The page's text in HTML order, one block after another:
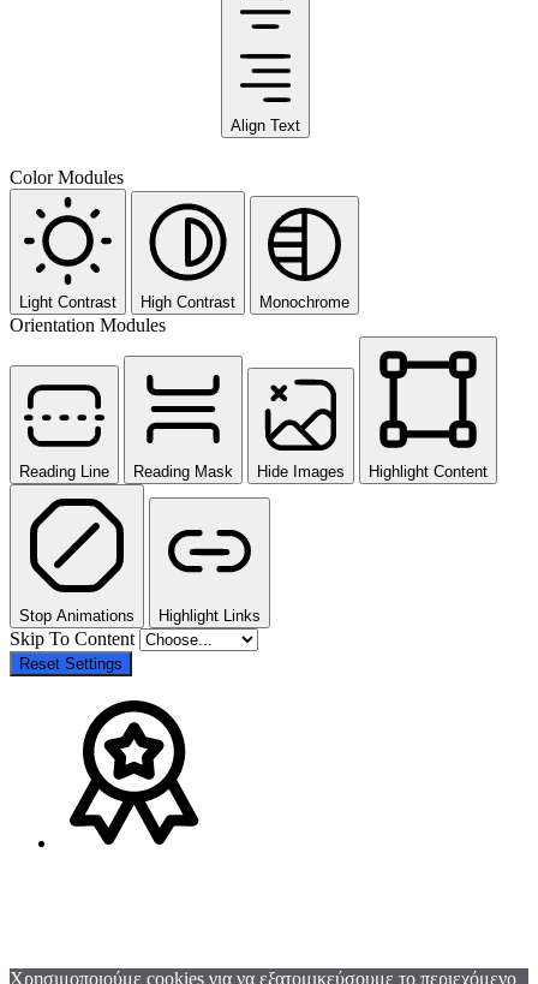
Align Text
Color Modules
Light Contrast High Contrast Monochrome
Orientation Modules
Reading Line Reading Mask Hide Images Highlight Content
Stop Animations Highlight Links
Skip To Content
Reset Settings
Χρησιμοποιούμε cookies για να εξατομικεύσουμε το περιεχόμενο